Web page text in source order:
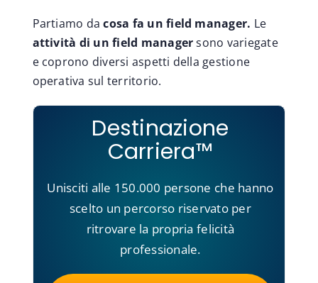
Partiamo da cosa fa un field manager. Le
attività di un field managersono variegate
e coprono diversi aspetti della gestione
operativa sul territorio.
Destinazione
Carriera™
Unisciti alle 150.000 persone che hanno
scelto un percorso riservato per
ritrovare la propria felicità
professionale.